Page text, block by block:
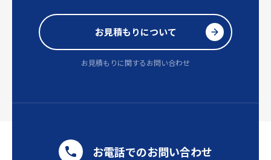
お見積もりについて
お見積もりに関するお問い合わせ
お電話でのお問い合わせ